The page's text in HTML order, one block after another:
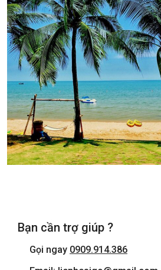
Bạn cần trợ giúp ?
Gọi ngay 0909.914.386